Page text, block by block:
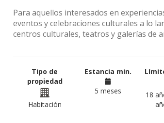
Para aquellos interesados en
eventos y celebraciones culturales a lo
centros culturales, teatros y galerías de
Tipo de
propiedad
Habitación
Estancia min.
5 meses
18